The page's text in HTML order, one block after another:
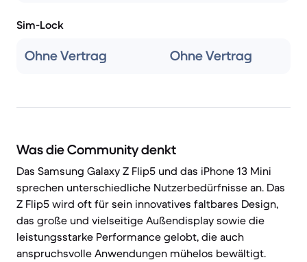
Sim-Lock
Ohne Vertrag Ohne Vertrag
Was die Community denkt
Das Samsung Galaxy Z Flip5 und das iPhone 13 Mini
sprechen unterschiedliche Nutzerbedürfnisse an. Das
Z Flip5 wird oft für sein innovatives faltbares Design,
das große und vielseitige Außendisplay sowie die
leistungsstarke Performance gelobt, die auch
anspruchsvolle Anwendungen mühelos bewältigt.